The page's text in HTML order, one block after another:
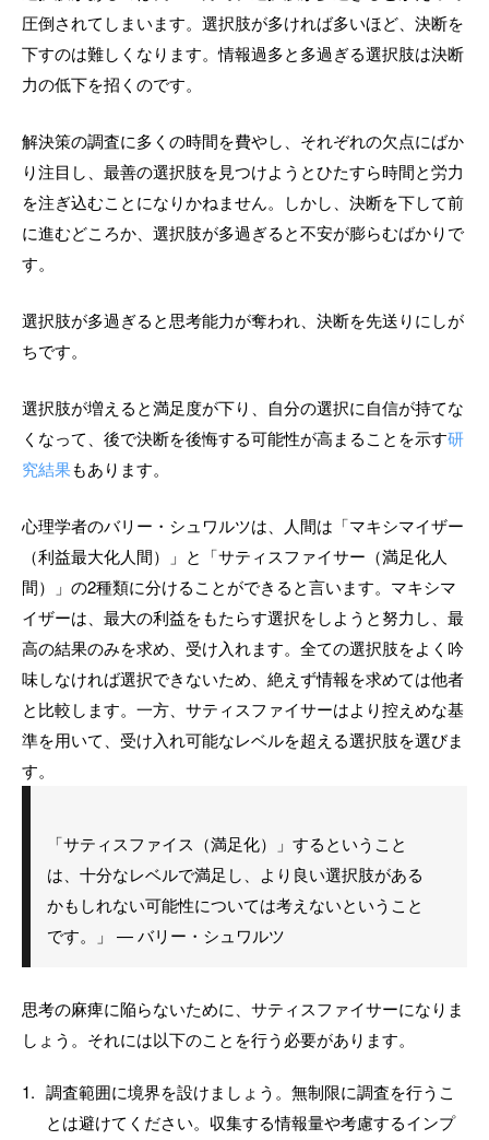
圧倒されてしまいます。選択肢が多ければ多いほど、決断を
下すのは難しくなります。情報過多と多過ぎる選択肢は決断
力の低下を招くのです。
解決策の調査に多くの時間を費やし、それぞれの欠点にばか
り注目し、最善の選択肢を見つけようとひたすら時間と労力
を注ぎ込むことになりかねません。しかし、決断を下して前
に進むどころか、選択肢が多過ぎると不安が膨らむばかりで
す。
選択肢が多過ぎると思考能力が奪われ、決断を先送りにしが
ちです。
選択肢が増えると満足度が下り、自分の選択に自信が持てな
くなって、後で決断を後悔する可能性が高まることを示す研
究結果もあります。
心理学者のバリー・シュワルツは、人間は「マキシマイザー
（利益最大化人間）」と「サティスファイサー（満足化人
間）」の2種類に分けることができると言います。マキシマ
イザーは、最大の利益をもたらす選択をしようと努力し、最
高の結果のみを求め、受け入れます。全ての選択肢をよく吟
味しなければ選択できないため、絶えず情報を求めては他者
と比較します。一方、サティスファイサーはより控えめな基
準を用いて、受け入れ可能なレベルを超える選択肢を選びま
す。
「サティスファイス（満足化）」するということ
は、十分なレベルで満足し、より良い選択肢がある
かもしれない可能性については考えないということ
です。」 — バリー・シュワルツ
思考の麻痺に陥らないために、サティスファイサーになりま
しょう。それには以下のことを行う必要があります。
調査範囲に境界を設けましょう。無制限に調査を行うこ
とは避けてください。収集する情報量や考慮するインプ